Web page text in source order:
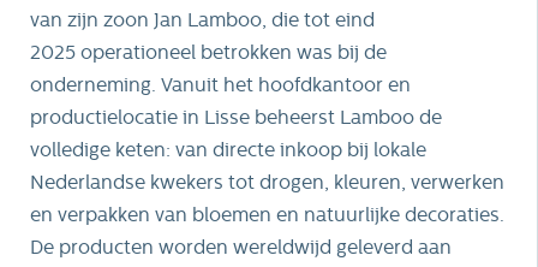
van zijn zoon Jan Lamboo, die tot eind
2025 operationeel betrokken was bij de
onderneming. Vanuit het hoofdkantoor en
productielocatie in Lisse beheerst Lamboo de
volledige keten: van directe inkoop bij lokale
Nederlandse kwekers tot drogen, kleuren, verwerken
en verpakken van bloemen en natuurlijke decoraties.
De producten worden wereldwijd geleverd aan